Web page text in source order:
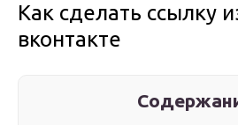
Как сделать ссылку
вконтакте